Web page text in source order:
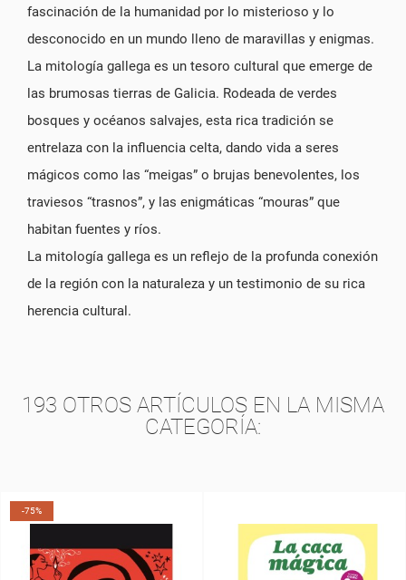
fascinación de la humanidad por lo misterioso y lo
desconocido en un mundo lleno de maravillas y enigmas.
La mitología gallega es un tesoro cultural que emerge de
las brumosas tierras de Galicia. Rodeada de verdes
bosques y océanos salvajes, esta rica tradición se
entrelaza con la influencia celta, dando vida a seres
mágicos como las “meigas” o brujas benevolentes, los
traviesos “trasnos”, y las enigmáticas “mouras” que
habitan fuentes y ríos.
La mitología gallega es un reflejo de la profunda conexión
de la región con la naturaleza y un testimonio de su rica
herencia cultural.
193 OTROS ARTÍCULOS EN LA MISMA
CATEGORÍA:
-75%